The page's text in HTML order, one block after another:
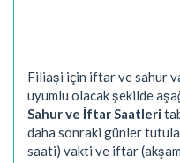
Filiași için iftar ve sahur
uyumlu olacak şekilde
Sahur ve İftar Saatleri
daha sonraki günler
saati) vakti ve iftar